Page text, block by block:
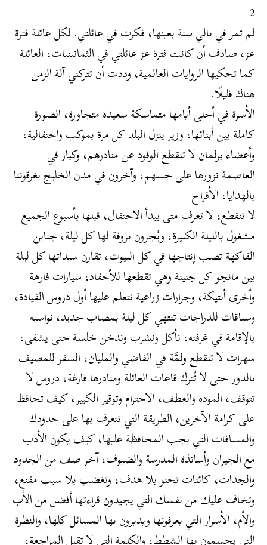
2
لم تمر في بالي سنة بعينها، فكرت في عائلتي. لكل عائلة فترة
عز، صادف أن كانت فترة عز عائلتي في الثمانينيات، العائلة
كما تحكيها الروايات العالمية، وددت أن تتركني آلة الزمن
هناك قليلًا.
الأسرة في أحلى أيامها متماسكة سعيدة متجاورة، الصورة
كاملة بين أبنائها، وزير ينزل البلد كل مرة بموكب واحتفالية،
وأعضاء برلمان لا تنقطع الوفود عن منادرهم، وكبار في
العاصمة نزورها على حسهم، وآخرون في مدن الخليج يغرقوننا
بالهدايا، الأفراح
لا تنقطع، لا تعرف متى يبدأ الاحتفال، قبلها بأسبوع الجميع
مشغول بالليلة الكبيرة، ويُجرون بروفة لها كل ليلة، جناين
الفاكهة تصب إنتاجها في كل البيوت، تقارن سيداتها كل ليلة
بين مانجو كل جنينة وهي تقطعها للأحفاد، سيارات فارهة
وأخرى أنتيكة، وجرارات زراعية نتعلم عليها أول دروس القيادة،
وسباقات للدراجات تنتهي كل ليلة بمصاب جديد، نواسيه
بالإقامة في غرفته، نأكل ونشرب وندخن خلسة حتى يشفى،
سهرات لا تنقطع ولمَّة في الفاضي والمليان، السفر للمصيف
بالدور حتى لا تُترك قاعات العائلة ومنادرها فارغة، دروس لا
تتوقف، المودة والعطف، الاحترام وتوقير الكبير، كيف تحافظ
على كرامة الآخرين، الطريقة التي تتعرف بها على حدودك
والمسافات التي يجب المحافظة عليها، كيف يكون الأدب
مع الجيران وأساتذة المدرسة والضيوف، آخر صف من الجدود
والجدات، كائنات تحنو بلا هدف، وتغضب بلا سبب مقنع،
وتخاف عليك من نفسك التي يجيدون قراءتها أفضل من الأب
والأم، الأسرار التي يعرفونها ويديرون بها المسائل كلها، والنظرة
التي يحسمون بها الشطط، والكلمة التي لا تقبل المراجعة،